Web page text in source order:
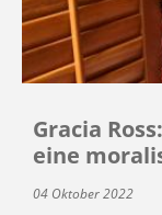
Gracia
eine
04 Oktober 2022